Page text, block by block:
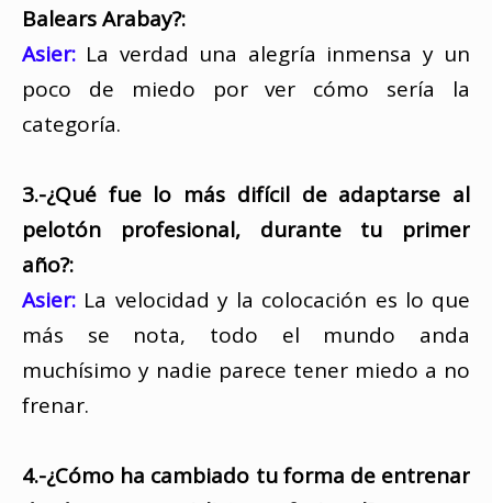
Balears Arabay?:
Asier: La verdad una alegría inmensa y un
poco de miedo por ver cómo sería la
categoría.
3.-¿Qué fue lo más difícil de adaptarse al
pelotón profesional, durante tu primer
año?:
Asier: La velocidad y la colocación es lo que
más se nota, todo el mundo anda
muchísimo y nadie parece tener miedo a no
frenar.
4.-¿Cómo ha cambiado tu forma de entrenar